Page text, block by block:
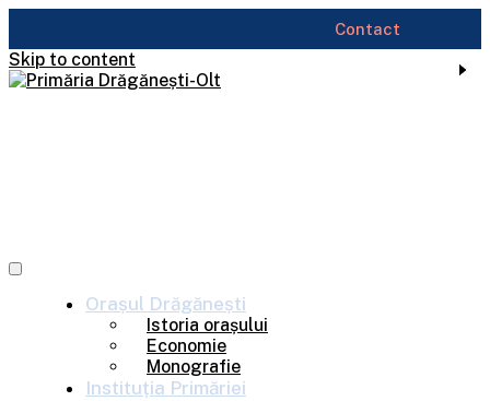
Skip to content
Orașul Drăgănești
Istoria orașului
Economie
Monografie
Instituția Primăriei
Contact